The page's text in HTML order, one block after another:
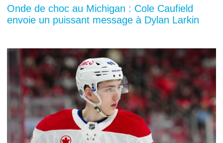
Onde de choc au Michigan : Cole Caufield
envoie un puissant message à Dylan Larkin